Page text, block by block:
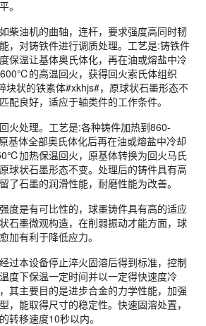
。
柴油机的曲轴，连杆，要求强度高同时韧
，对铸铁件进行调质处理。工艺是:铸铁件
温让基体奥氏体化，再在油或熔盐中冷
的高温回火，获得回火索氏体组织
块状的铁素体#xkhjs#，原球状石墨形态不
配良好，适应于轴类件的工作条件。
火处理。工艺是:各种铸件加热到860-
体全部奥氏体化后再在油或熔盐中冷却
加热保温回火，原基体转换为回火马氏
球状石墨形态不变。处理后的铸件具有高
了石墨的润滑性能，耐磨性能为改善。
度是有可比性的，球墨铸件具有高的适应
石墨微观构造，在削弱振动才能方面，球
加有利于降低应力。
过本设备停止淬火固溶后得到标准，控制
度下保温一定时间并以一定得快速度冷
其主要目的是进步合金的力学性能，加强
，能取得尺寸的稳定性。快速固溶处置，
转移速度10秒以内。